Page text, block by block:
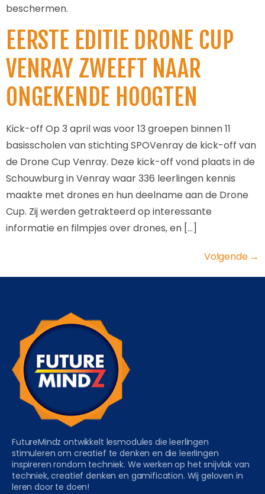
beschermen.
EERSTE EDITIE DRONE CUP
VENRAY ZWEEFT NAAR
ONGEKENDE HOOGTEN
Kick-off Op 3 april was voor 13 groepen binnen 11
basisscholen van stichting SPOVenray de kick-off van
de Drone Cup Venray. Deze kick-off vond plaats in de
Schouwburg in Venray waar 336 leerlingen kennis
maakte met drones en hun deelname aan de Drone
Cup. Zij werden getrakteerd op interessante
informatie en filmpjes over drones, en […]
Volgende →
FutureMindz ontwikkelt lesmodules die leerlingen
stimuleren om creatief te denken en die leerlingen
inspireren rondom techniek. We werken op het snijvlak van
techniek, creatief denken en gamification. Wij geloven in
leren door te doen!